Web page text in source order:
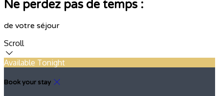
Ne perdez pas de temps :
de votre séjour
Scroll
Available Tonight
Book your stay